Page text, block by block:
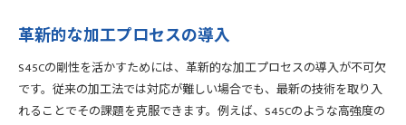
革新的な加工プロセスの導入
S45Cの剛性を活かすためには、革新的な加工プロセスの導入が不可欠
です。従来の加工法では対応が難しい場合でも、最新の技術を取り入
れることでその課題を克服できます。例えば、S45Cのような高強度の